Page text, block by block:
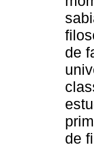
de
de